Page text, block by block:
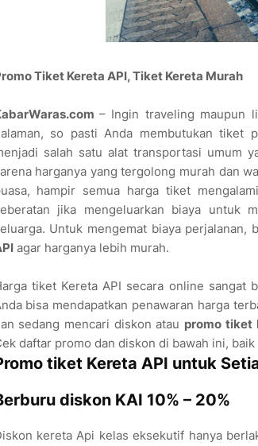
Tiket Kereta API, Tiket Kereta Murah
– Ingin traveling maupun
so pasti Anda membutukan tiket
salah satu alat transportasi umum
harganya yang tergolong murah dan
hampir semua harga tiket
jika mengeluarkan biaya untuk
Untuk mengemat biaya perjalanan,
agar harganya lebih murah.
tiket Kereta API secara online sangat
bisa mendapatkan penawaran harga
sedang mencari diskon atau promo tiket
daftar promo dan diskon di bawah ini,
tiket Kereta API untuk
diskon KAI 10% – 20%
kereta Api kelas eksekutif hanya